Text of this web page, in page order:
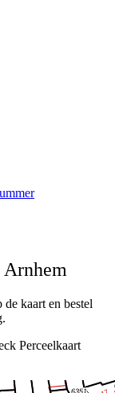
kaart en bestel
Perceelkaart